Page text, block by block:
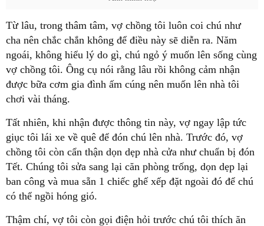
Từ lâu, trong thâm tâm, vợ chồng tôi luôn coi chú như
cha nên chắc chắn không để điều này sẽ diễn ra. Năm
ngoái, không hiểu lý do gì, chú ngỏ ý muốn lên sống cùng
vợ chồng tôi. Ông cụ nói rằng lâu rồi không cảm nhận
được bữa cơm gia đình ấm cúng nên muốn lên nhà tôi
chơi vài tháng.
Tất nhiên, khi nhận được thông tin này, vợ ngay lập tức
giục tôi lái xe về quê để đón chú lên nhà. Trước đó, vợ
chồng tôi còn cẩn thận dọn dẹp nhà cửa như chuẩn bị đón
Tết. Chúng tôi sửa sang lại căn phòng trống, dọn dẹp lại
ban công và mua sẵn 1 chiếc ghế xếp đặt ngoài đó để chú
có thể ngồi hóng gió.
Thậm chí, vợ tôi còn gọi điện hỏi trước chú tôi thích ăn